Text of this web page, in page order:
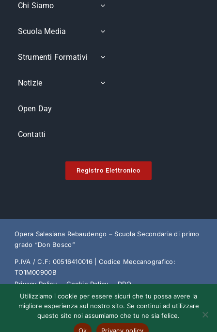
Chi Siamo
Scuola Media
Strumenti Formativi
Notizie
Open Day
Contatti
Registro Elettronico
Opera Salesiana Rebaudengo – Scuola Secondaria di primo
grado “Don Bosco”
P.IVA / C.F: 00516410016 | Codice Meccanografico:
TO1M00900B
Privacy Policy
Cookie Policy
DPO
Trasparenza Amministrativa
Decreto Sviluppo
Utilizziamo i cookie per essere sicuri che tu possa avere la
migliore esperienza sul nostro sito. Se continui ad utilizzare
questo sito noi assumiamo che tu ne sia felice.
Ok
Privacy policy